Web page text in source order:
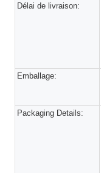
Délai de livraison:
Emballage:
Packaging Details: